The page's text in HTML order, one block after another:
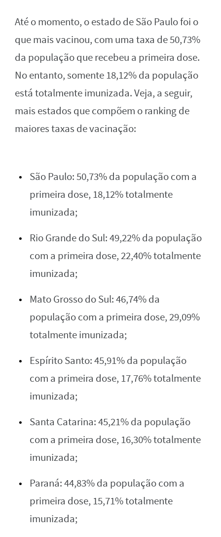
Até o momento, o estado de São Paulo foi o
que mais vacinou, com uma taxa de 50,73%
da população que recebeu a primeira dose.
No entanto, somente 18,12% da população
está totalmente imunizada. Veja, a seguir,
mais estados que compõem o ranking de
maiores taxas de vacinação:
São Paulo: 50,73% da população com a
primeira dose, 18,12% totalmente
imunizada;
Rio Grande do Sul: 49,22% da população
com a primeira dose, 22,40% totalmente
imunizada;
Mato Grosso do Sul: 46,74% da
população com a primeira dose, 29,09%
totalmente imunizada;
Espírito Santo: 45,91% da população
com a primeira dose, 17,76% totalmente
imunizada;
Santa Catarina: 45,21% da população
com a primeira dose, 16,30% totalmente
imunizada;
Paraná: 44,83% da população com a
primeira dose, 15,71% totalmente
imunizada;